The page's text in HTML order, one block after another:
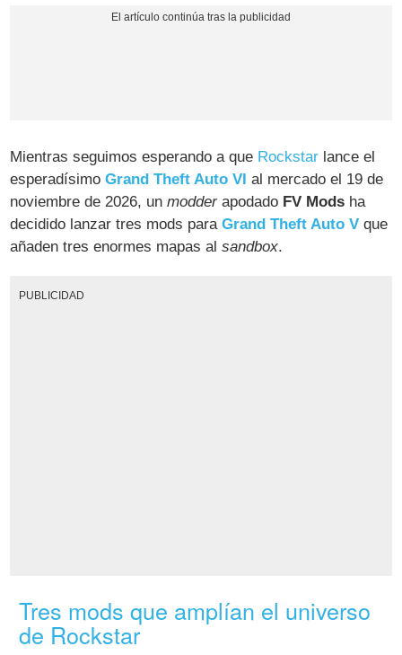
Mientras seguimos esperando a que Rockstar lance el
esperadísimoGrand Theft Auto VI al mercado el 19 de
noviembre de 2026, unmodderapodado FV Mods ha
decidido lanzar tres mods paraGrand Theft Auto V que
añaden tres enormes mapas alsandbox.
PUBLICIDAD
Tres mods que amplían el universo
de Rockstar